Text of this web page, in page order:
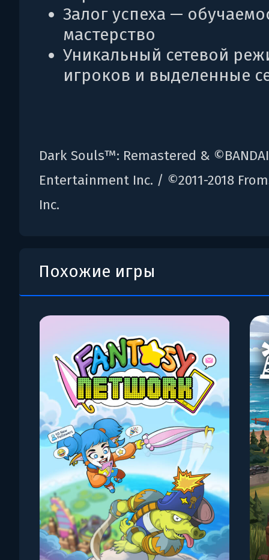
Залог успеха —
мастерство
Уникальный сетевой
игроков и выделенные
Dark Souls™: Remastered & ©BANDAI
Entertainment Inc. / ©2011-2018
Inc.
Похожие игры